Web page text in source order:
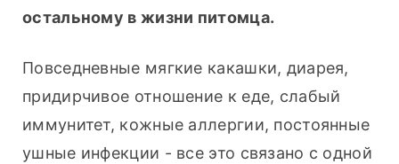
остальному в жизни питомца.
Повседневные мягкие какашки, диарея,
придирчивое отношение к еде, слабый
иммунитет, кожные аллергии, постоянные
ушные инфекции - все это связано с одной